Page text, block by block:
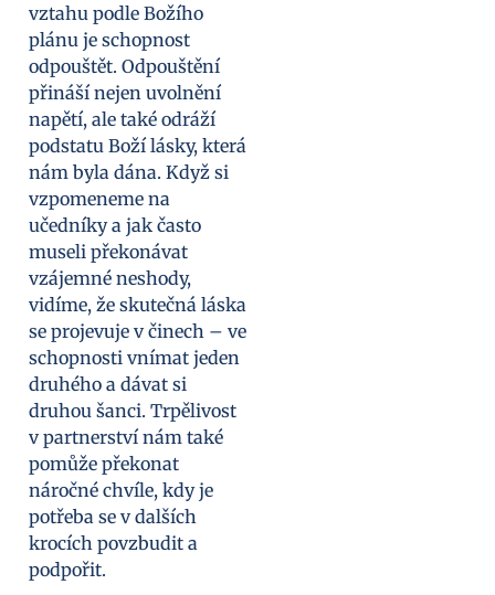
vztahu podle Božího
plánu je schopnost
odpouštět. Odpouštění
přináší nejen uvolnění
napětí, ale také odráží
podstatu Boží lásky, která
nám byla dána. Když si
vzpomeneme na
učedníky a jak často
museli překonávat
vzájemné neshody,
vidíme, že skutečná láska
se projevuje v činech – ve
schopnosti vnímat jeden
druhého a dávat si
druhou šanci. Trpělivost
v partnerství nám také
pomůže překonat
náročné chvíle, kdy je
potřeba se v dalších
krocích povzbudit a
podpořit.